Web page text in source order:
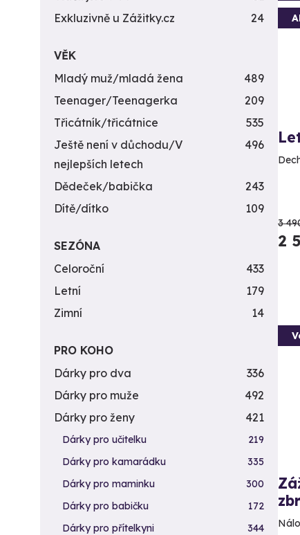
3
2
Exkluzivně u Zážitky.cz
24
VĚK
Mladý muž/mladá žena
489
Teenager/Teenagerka
209
Třicátník/třicátnice
535
Ještě není v důchodu/V
nejlepších letech
496
Dědeček/babička
243
Dítě/dítko
109
SEZÓNA
Celoroční
433
Letní
179
Zimní
14
PRO KOHO
Dárky pro dva
336
Dárky pro muže
492
Dárky pro ženy
421
Dárky pro učitelku
219
Dárky pro kamarádku
335
Dárky pro maminku
300
Dárky pro babičku
172
Dárky pro přítelkyni
344